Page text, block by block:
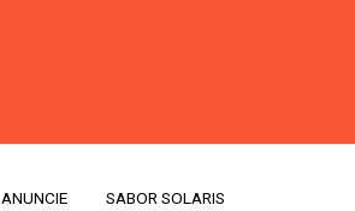
ANUNCIE SABOR SOLARIS